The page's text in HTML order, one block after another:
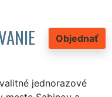
Objednať
jednorazové